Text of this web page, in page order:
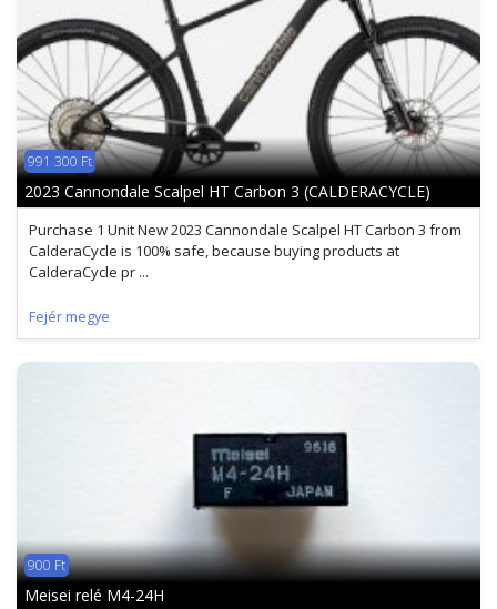
991 300 Ft
2023 Cannondale Scalpel HT Carbon 3 (CALDERACYCLE)
Purchase 1 Unit New 2023 Cannondale Scalpel HT Carbon 3 from
CalderaCycle is 100% safe, because buying products at
CalderaCycle pr ...
Fejér megye
900 Ft
Meisei relé M4-24H